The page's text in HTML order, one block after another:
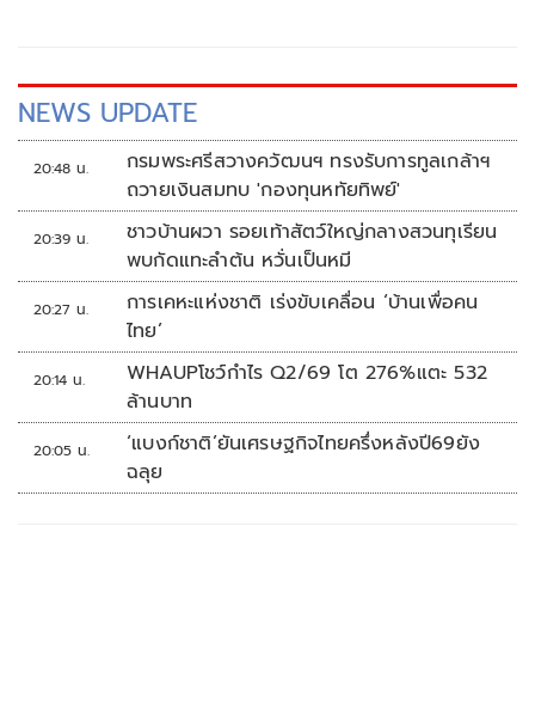
NEWS UPDATE
20:48 น.
กรมพระศรีสวางควัฒนฯ ทรงรับการทูลเกล้าฯ
ถวายเงินสมทบ 'กองทุนหทัยทิพย์'
20:39 น.
ชาวบ้านผวา รอยเท้าสัตว์ใหญ่กลางสวนทุเรียน
พบกัดแทะลำต้น หวั่นเป็นหมี
20:27 น.
การเคหะแห่งชาติ เร่งขับเคลื่อน ‘บ้านเพื่อคน
ไทย’
20:14 น.
WHAUPโชว์กำไร Q2/69 โต 276%แตะ 532
ล้านบาท
20:05 น.
‘แบงก์ชาติ’ยันเศรษฐกิจไทยครึ่งหลังปี69ยัง
ฉลุย